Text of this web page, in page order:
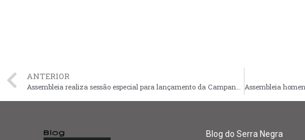
ANTERIOR
Assembleia realiza sessão especial para lançamento da Campanha da Fraternidade
Blog do Serra Negra